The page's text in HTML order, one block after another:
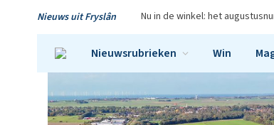
Nieuws uit Fryslân Nu in de winkel: het
Nieuwsrubrieken Win